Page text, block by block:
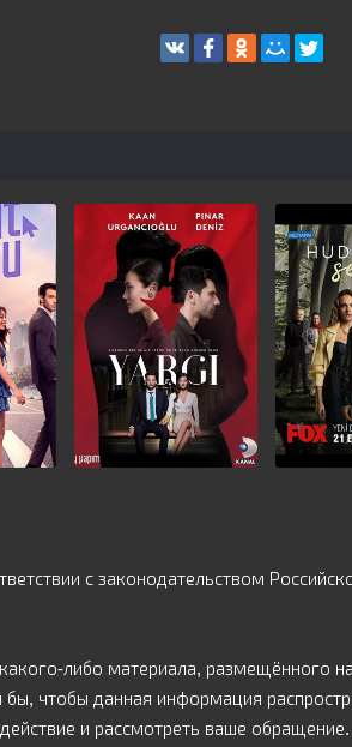
с законодательством
либо материала, размещённого
бы, чтобы данная информация
и рассмотреть ваше обращение.